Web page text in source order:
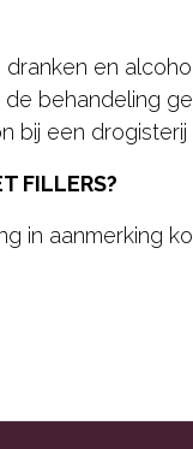
en
behandeling
bij een drogisterij
FILLERS?
in aanmerking